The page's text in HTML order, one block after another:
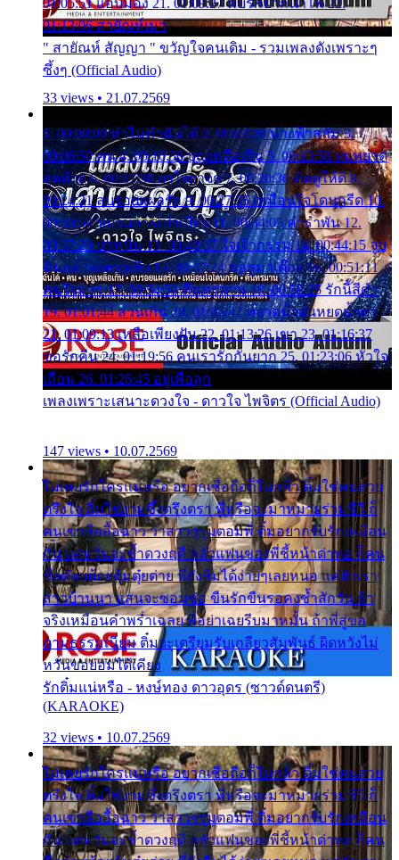
01:13:06 สายัณห์เมา
" สายัณห์ สัญญา " ขวัญใจคนเดิม - รวมเพลงดังเพราะๆ
ซึ้งๆ (Official Audio)
33 views • 21.07.2569
1. 00:00:00 ทำไมทำฉันได้ 2. 00:03:20 นางฟ้าสลัม 3.
00:06:50 คน 4. 00:10:36 บุญเหลือเกิน 5. 00:13:58 ฝนหยาด
สุดท้าย 6. 00:17:30 ยาใจยาจก 7. 00:20:30 คิดดูให้ดี 8.
00:24:21 ลบรอยแผลรัก 9. 00:27:35 เหมือนใจโดนกรีด 10.
00:30:54 ขบวนการเปาเปียว 11. 00:34:05 คำรำพัน 12.
00:37:20 ปาหนัน 13. 00:40:37 ใจเจ้ากรรม 14. 00:44:15 จูบ
ฉันแล้วจงตายเสีย 15. 00:47:24 ขอสูมาเต๊อะ 16. 00:51:11
คนใจมาร 17. 00:54:50 คืนทรมาน 18. 00:58:25 รักนี้สีดำ
19. 01:01:44 ส่วนเกิน 20. 01:05:42 หยาดน้ำฝนหยดน้ำตา
21. 01:09:13 เหลือเพียงฝัน 22. 01:13:26 เขา 23. 01:16:37
ขอรักคืน 24. 01:19:56 คนเรารักกันยาก 25. 01:23:06 หัวใจ
เถื่อน 26. 01:26:45 อยู่เพื่อลูก
เพลงเพราะเสนาะดวงใจ - ดาวใจ ไพจิตร (Official Audio)
147 views • 10.07.2569
ไม่เคยรักใครแน่หรือ อยากเชื่อถือก็ไม่กล้า ติ๋มใช่คนสวย
ตรึงใจ ติ๋มใช่งามซึ้งตรึงตรา พี่หรือจะมาหมายร่วมชีวี ก็
คนเขาลืออื้อฉาว ว่าสาวๆรุมตอมพี่ ติ๋มอยากรับรักเหมือน
กัน แต่หวั่นจะช้ำดวงฤดี กลัวแฟนของพี่ชี้หน้าด่าทอ ก็คน
ชื่อต๋อยต้อยตุ้มตุ๋ยต่าย พี่ยังลืมได้ง่ายๆเลยหนอ แค่ตัวเรา
สาวบ้านนา แสนจะซอมซ่อ ขืนรักขืนรอคงช้ำสักวัน ถ้า
จริงเหมือนคำพร่ำเฉลย พี่อย่าเฉยรีบมาหมั้น ถ้าพี่สู่ขอ
ตามธรรมเนียม ติ๋มจะเตรียมรับเกลียวสัมพันธ์ ผิดหวังไม่
หวั่นขอยอมได้เคียง
รักติ๋มแน่หรือ - หงษ์ทอง ดาวอุดร (ซาวด์ดนตรี)
(KARAOKE)
32 views • 10.07.2569
ไม่เคยรักใครแน่หรือ อยากเชื่อถือก็ไม่กล้า ติ๋มใช่คนสวย
ตรึงใจ ติ๋มใช่งามซึ้งตรึงตรา พี่หรือจะมาหมายร่วมชีวี ก็
คนเขาลืออื้อฉาว ว่าสาวๆรุมตอมพี่ ติ๋มอยากรับรักเหมือน
กัน แต่หวั่นจะช้ำดวงฤดี กลัวแฟนของพี่ชี้หน้าด่าทอ ก็คน